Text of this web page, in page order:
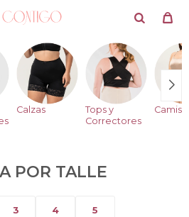
Calzas
Tops y
Correctores
POR TALLE
3 4 5